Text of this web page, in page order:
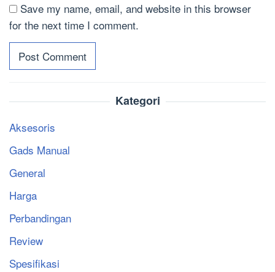
Save my name, email, and website in this browser
for the next time I comment.
Kategori
Aksesoris
Gads Manual
General
Harga
Perbandingan
Review
Spesifikasi